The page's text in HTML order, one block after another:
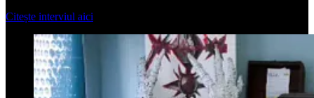
Citește interviul aici